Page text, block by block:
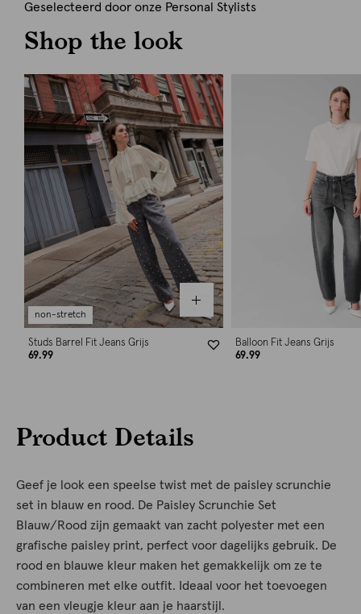
Geselecteerd door onze Personal Stylists
Shop the look
non-stretch
Studs Barrel Fit Jeans Grijs
69.99
Balloon Fit Jeans Grijs
69.99
Product Details
Geef je look een speelse twist met de paisley scrunchie
set in blauw en rood. De Paisley Scrunchie Set
Blauw/Rood zijn gemaakt van zacht polyester met een
grafische paisley print, perfect voor dagelijks gebruik. De
rood en blauwe kleur maken het gemakkelijk om ze te
combineren met elke outfit. Ideaal voor het toevoegen
van een vleugje kleur aan je haarstijl.